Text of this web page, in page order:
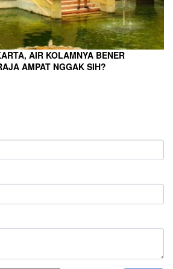
AIR KOLAMNYA BENER
AMPAT NGGAK SIH?